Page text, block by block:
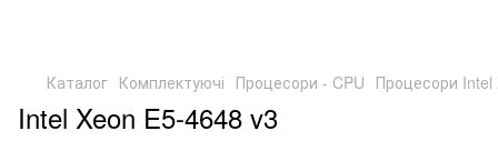
Каталог Комплектуючі Процесори - CPU Процесори Intel
Intel Xeon E5-4648 v3